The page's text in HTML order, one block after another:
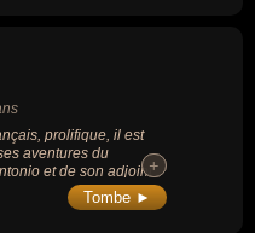
et son
du service de sécurité
seconde guerre
prolifique, il est
aventures du
et de son adjoint
200 aventures entre
Il remporte le
+
+
Tombe ►